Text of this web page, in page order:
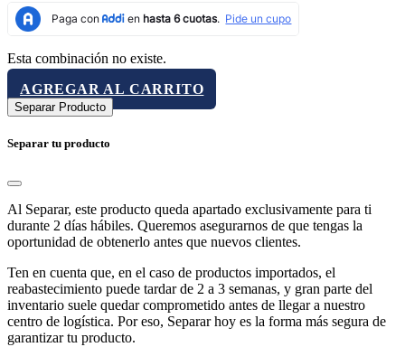
Esta combinación no existe.
AGREGAR AL CARRITO
Separar Producto
Separar tu producto
Al Separar, este producto queda apartado exclusivamente para ti
durante 2 días hábiles. Queremos asegurarnos de que tengas la
oportunidad de obtenerlo antes que nuevos clientes.
Ten en cuenta que, en el caso de productos importados, el
reabastecimiento puede tardar de 2 a 3 semanas, y gran parte del
inventario suele quedar comprometido antes de llegar a nuestro
centro de logística. Por eso, Separar hoy es la forma más segura de
garantizar tu producto.